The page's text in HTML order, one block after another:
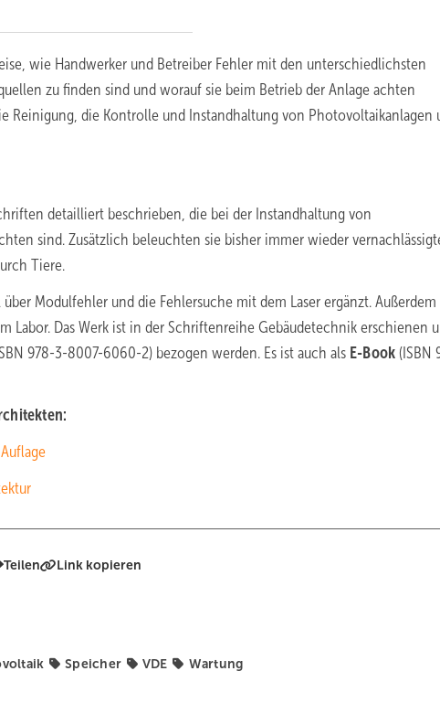
wie Handwerker und Betreiber Fehler mit den unterschiedlichsten
zu finden sind und worauf sie beim Betrieb der Anlage achten
Reinigung, die Kontrolle und Instandhaltung von Photovoltaikanlagen
detailliert beschrieben, die bei der Instandhaltung von
sind. Zusätzlich beleuchten sie bisher immer wieder
Tiere.
Modulfehler und die Fehlersuche mit dem Laser ergänzt. Außerdem
Das Werk ist in der Schriftenreihe Gebäudetechnik erschienen
978-3-8007-6060-2) bezogen werden. Es ist auch als E-Book (ISBN
Teilen Link kopieren
Speicher VDE Wartung